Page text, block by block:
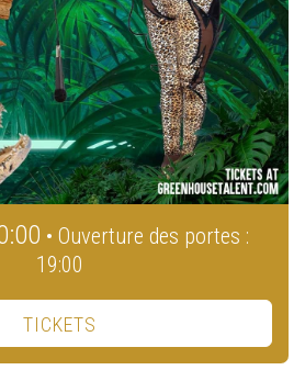
• Ouverture des portes :
19:00
TICKETS